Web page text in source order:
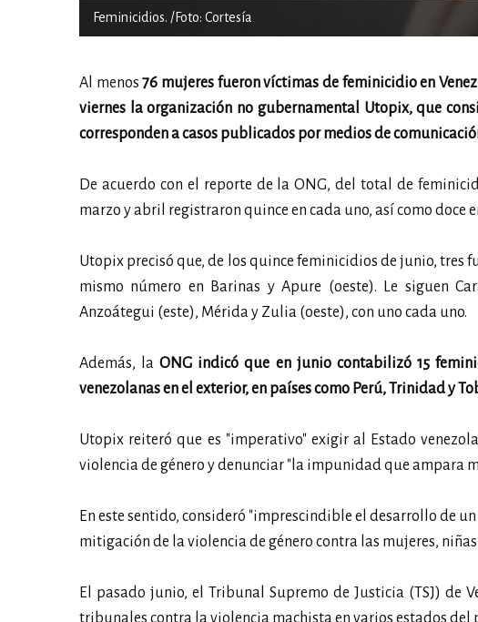
Feminicidios. /Foto: Cortesía
Al menos76 mujeres fueron víctimas de feminicidio en
viernes la organización no gubernamental Utopix, que
corresponden a casos publicados por medios de
De acuerdo con el reporte de la ONG, del total de
marzo y abril registraron quince en cada uno, así como doce
Utopix precisó que, de los quince feminicidios de junio, tres
mismo número en Barinas y Apure (oeste). Le siguen
Anzoátegui (este), Mérida y Zulia (oeste), con uno cada uno.
Además, la ONG indicó que en junio contabilizó 15
venezolanas en el exterior, en países como Perú, Trinidad y
Utopix reiteró que es "imperativo" exigir al Estado
violencia de género y denunciar "la impunidad que ampara
En este sentido, consideró "imprescindible el desarrollo de
mitigación de la violencia de género contra las mujeres, niñas
El pasado junio, el Tribunal Supremo de Justicia (TSJ) de
tribunales contra la violencia machista en varios estados del